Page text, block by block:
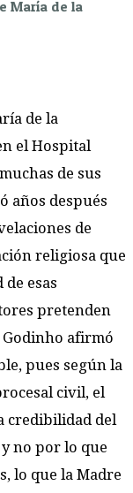
María de la
de la
el Hospital
de sus
años después
de
religiosa que
esas
pretenden
afirmó
pues según la
civil, el
credibilidad del
no por lo que
lo que la Madre